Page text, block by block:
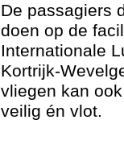
De passagiers
doen op de
Internationale
Kortrijk-
vliegen kan
veilig én vlot.